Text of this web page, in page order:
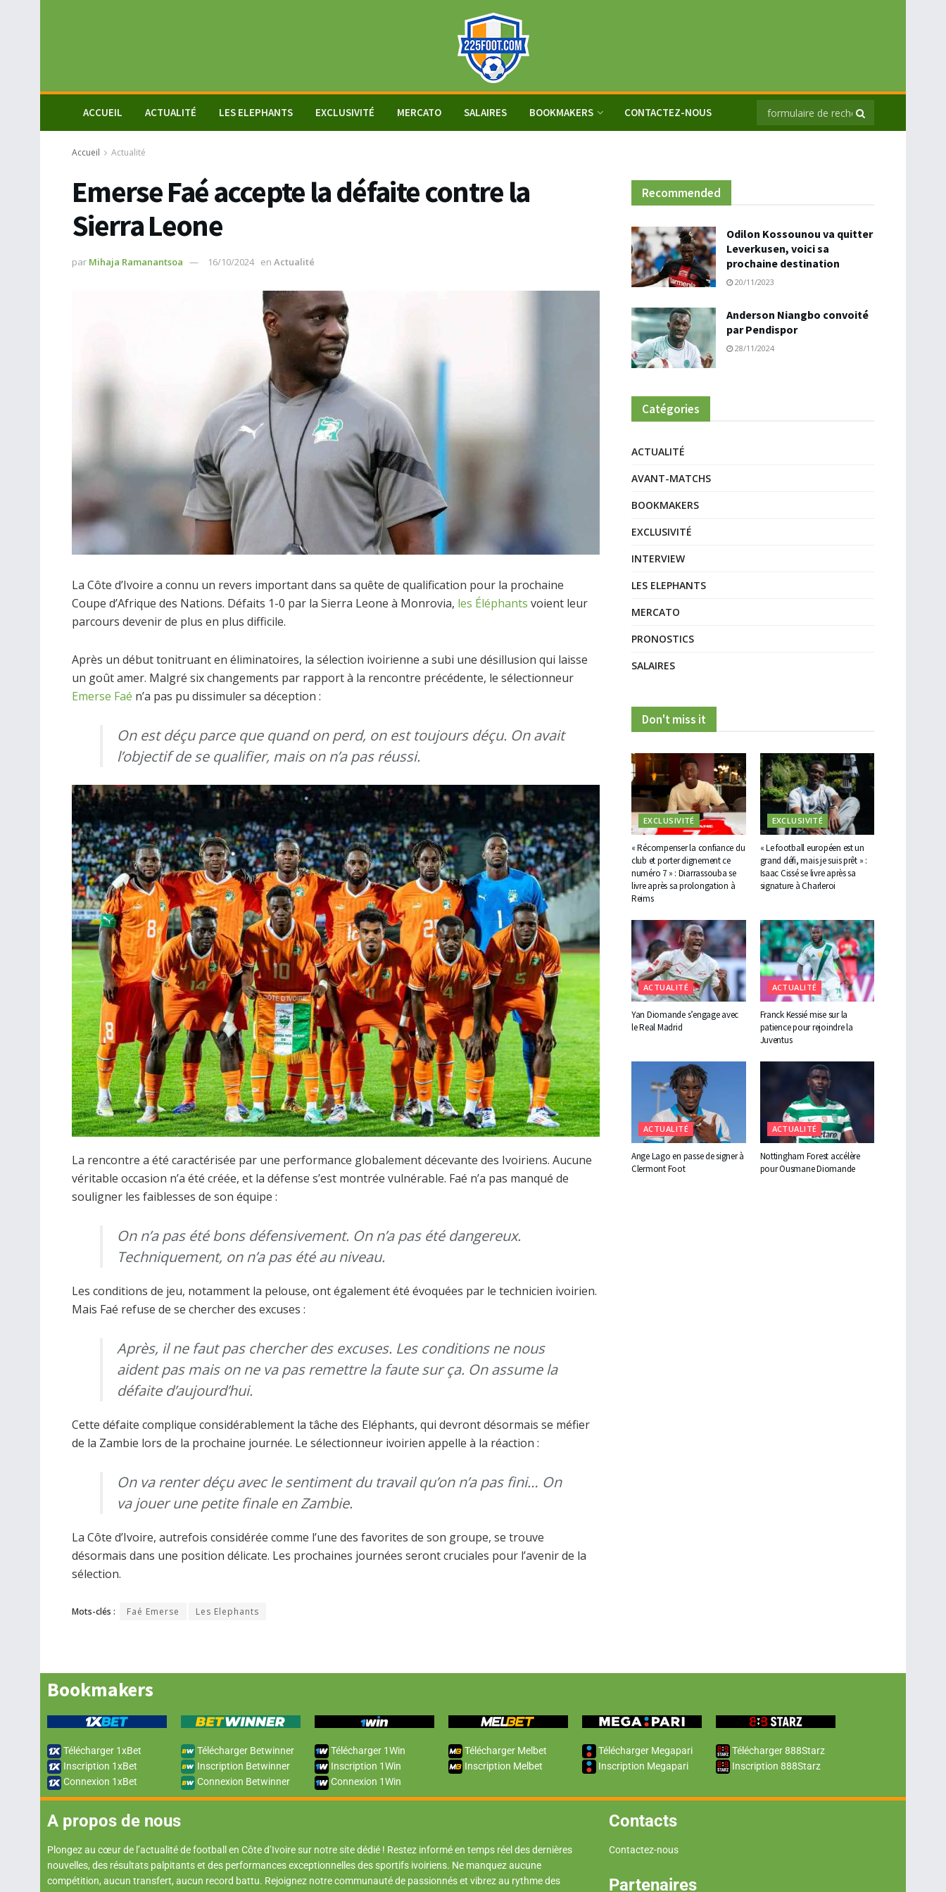
ACCUEIL ACTUALITÉ LES ELEPHANTS EXCLUSIVITÉ MERCATO SALAIRES BOOKMAKERS CONTACTEZ-NOUS
Accueil Actualité
Emerse Faé accepte la défaite contre la
Sierra Leone
par Mihaja Ramanantsoa 16/10/2024 en Actualité
La Côte d’Ivoire a connu un revers important dans sa quête de qualification pour la prochaine
Coupe d’Afrique des Nations. Défaits 1-0 par la Sierra Leone à Monrovia, les Éléphants voient leur
parcours devenir de plus en plus difficile.
Après un début tonitruant en éliminatoires, la sélection ivoirienne a subi une désillusion qui laisse
un goût amer. Malgré six changements par rapport à la rencontre précédente, le sélectionneur
Emerse Faé n’a pas pu dissimuler sa déception :
On est déçu parce que quand on perd, on est toujours déçu. On avait
l’objectif de se qualifier, mais on n’a pas réussi.
La rencontre a été caractérisée par une performance globalement décevante des Ivoiriens. Aucune
véritable occasion n’a été créée, et la défense s’est montrée vulnérable. Faé n’a pas manqué de
souligner les faiblesses de son équipe :
On n’a pas été bons défensivement. On n’a pas été dangereux.
Techniquement, on n’a pas été au niveau.
Les conditions de jeu, notamment la pelouse, ont également été évoquées par le technicien ivoirien.
Mais Faé refuse de se chercher des excuses :
Après, il ne faut pas chercher des excuses. Les conditions ne nous
aident pas mais on ne va pas remettre la faute sur ça. On assume la
défaite d’aujourd’hui.
Cette défaite complique considérablement la tâche des Eléphants, qui devront désormais se méfier
de la Zambie lors de la prochaine journée. Le sélectionneur ivoirien appelle à la réaction :
On va renter déçu avec le sentiment du travail qu’on n’a pas fini… On
va jouer une petite finale en Zambie.
La Côte d’Ivoire, autrefois considérée comme l’une des favorites de son groupe, se trouve
désormais dans une position délicate. Les prochaines journées seront cruciales pour l’avenir de la
sélection.
Mots-clés : Faé Emerse Les Elephants
Recommended
Odilon Kossounou va quitter
Leverkusen, voici sa
prochaine destination
20/11/2023
Anderson Niangbo convoité
par Pendispor
28/11/2024
Catégories
ACTUALITÉ
AVANT-MATCHS
BOOKMAKERS
EXCLUSIVITÉ
INTERVIEW
LES ELEPHANTS
MERCATO
PRONOSTICS
SALAIRES
Don't miss it
EXCLUSIVITÉ
« Récompenser la confiance du
club et porter dignement ce
numéro 7 » : Diarrassouba se
livre après sa prolongation à
Reims
EXCLUSIVITÉ
« Le football européen est un
grand défi, mais je suis prêt » :
Isaac Cissé se livre après sa
signature à Charleroi
ACTUALITÉ
Yan Diomande s’engage avec
le Real Madrid
ACTUALITÉ
Franck Kessié mise sur la
patience pour rejoindre la
Juventus
ACTUALITÉ
Ange Lago en passe de signer à
Clermont Foot
ACTUALITÉ
Nottingham Forest accélère
pour Ousmane Diomande
Bookmakers
Télécharger 1xBet
Inscription 1xBet
Connexion 1xBet
Télécharger Betwinner
Inscription Betwinner
Connexion Betwinner
Télécharger 1Win
Inscription 1Win
Connexion 1Win
Télécharger Melbet
Inscription Melbet
Télécharger Megapari
Inscription Megapari
Télécharger 888Starz
Inscription 888Starz
A propos de nous
Plongez au cœur de l’actualité de football en Côte d’Ivoire sur notre site dédié ! Restez informé en temps réel des dernières
nouvelles, des résultats palpitants et des performances exceptionnelles des sportifs ivoiriens. Ne manquez aucune
compétition, aucun transfert, aucun record battu. Rejoignez notre communauté de passionnés et vibrez au rythme des
Contacts
Contactez-nous
Partenaires